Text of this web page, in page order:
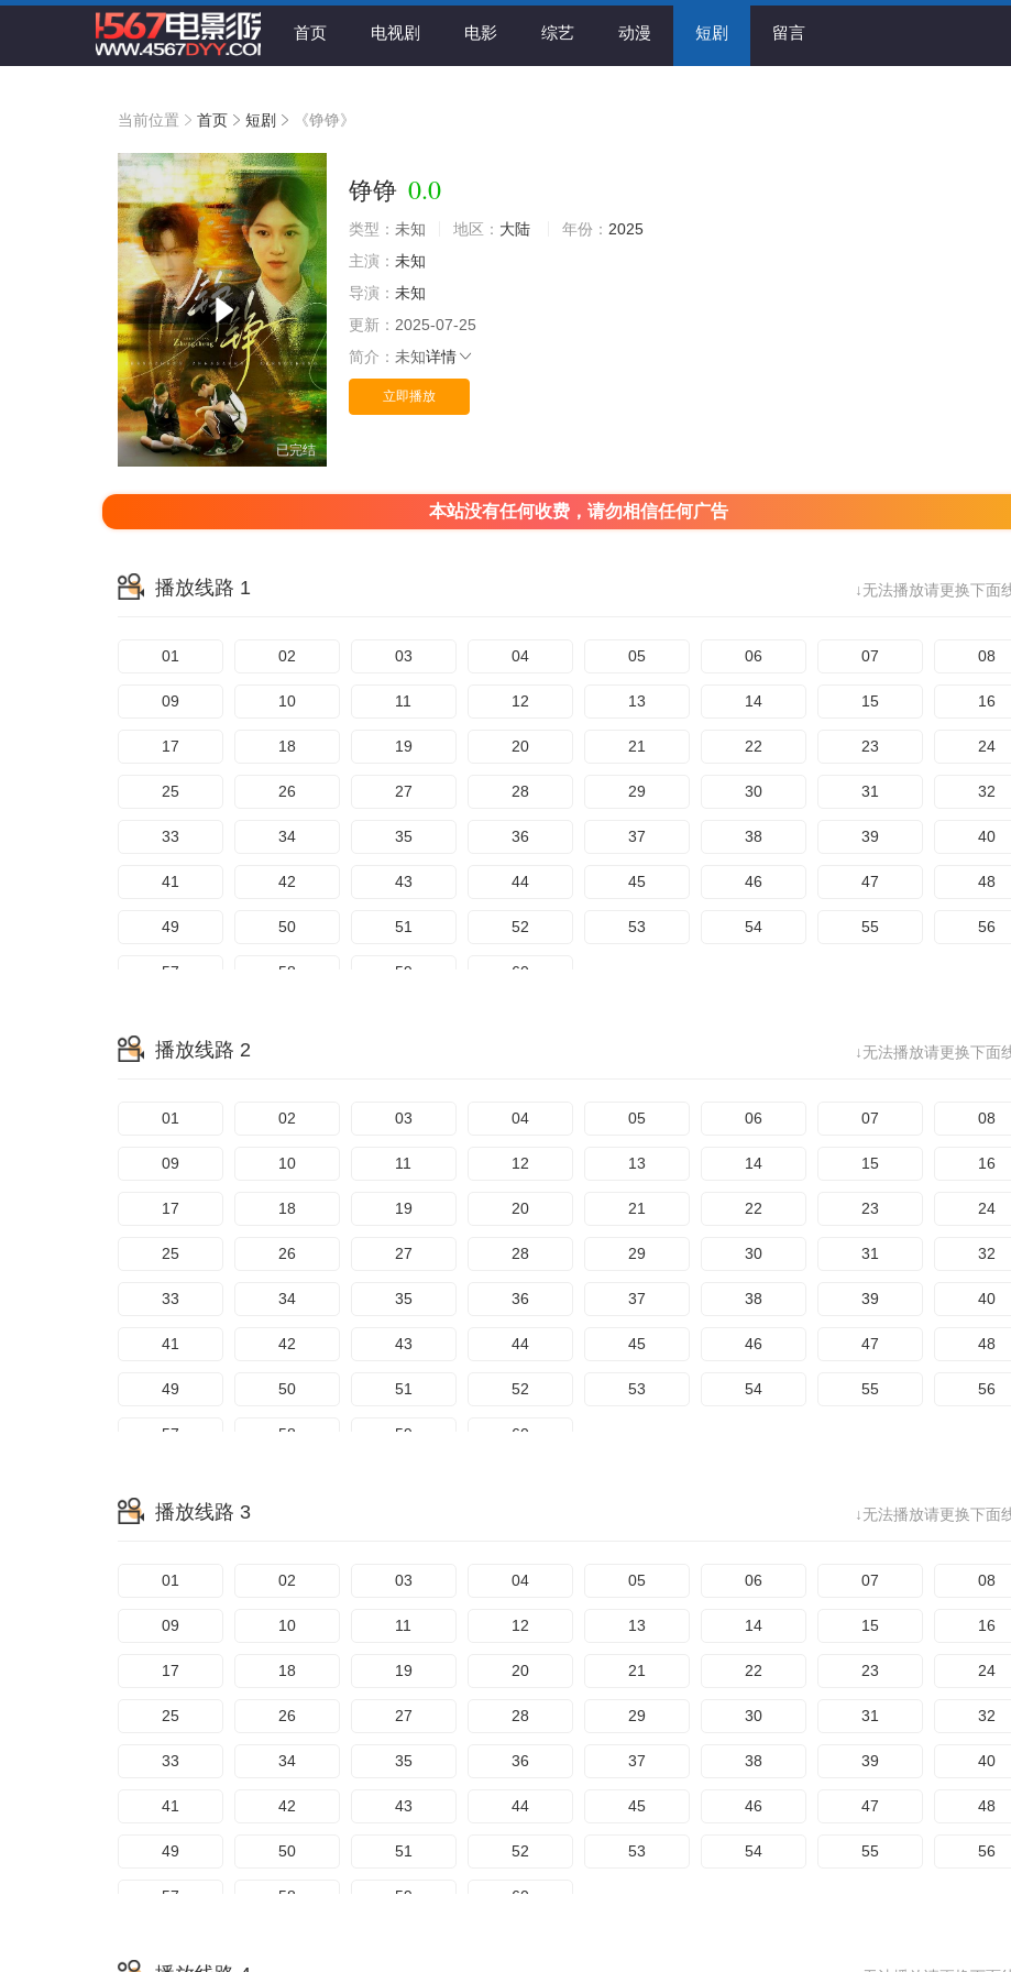
首页 电视剧 电影 综艺 动漫 短剧 留言
当前位置 首页 短剧 《铮铮》
已完结
铮铮 0.0
类型： 未知 地区： 大陆 年份： 2025
主演： 未知
导演： 未知
更新： 2025-07-25
简介： 未知详情
立即播放
本站没有任何收费，请勿相信任何广告
↓无法播放请更换下面
播放线路 1
01 02 03 04 05 06 07 08
09 10 11 12 13 14 15 16
17 18 19 20 21 22 23 24
25 26 27 28 29 30 31 32
33 34 35 36 37 38 39 40
41 42 43 44 45 46 47 48
49 50 51 52 53 54 55 56
57 58 59 60
↓无法播放请更换下面
播放线路 2
01 02 03 04 05 06 07 08
09 10 11 12 13 14 15 16
17 18 19 20 21 22 23 24
25 26 27 28 29 30 31 32
33 34 35 36 37 38 39 40
41 42 43 44 45 46 47 48
49 50 51 52 53 54 55 56
57 58 59 60
↓无法播放请更换下面
播放线路 3
01 02 03 04 05 06 07 08
09 10 11 12 13 14 15 16
17 18 19 20 21 22 23 24
25 26 27 28 29 30 31 32
33 34 35 36 37 38 39 40
41 42 43 44 45 46 47 48
49 50 51 52 53 54 55 56
57 58 59 60